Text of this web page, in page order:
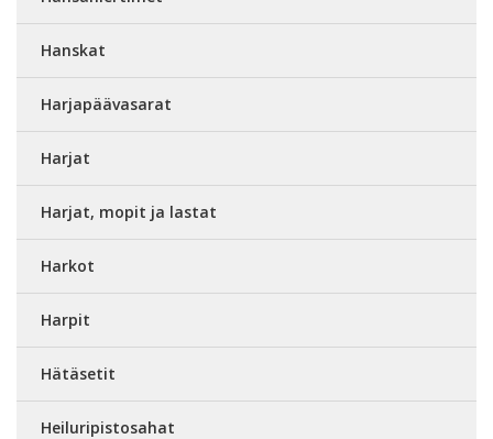
Hanskat
Harjapäävasarat
Harjat
Harjat, mopit ja lastat
Harkot
Harpit
Hätäsetit
Heiluripistosahat